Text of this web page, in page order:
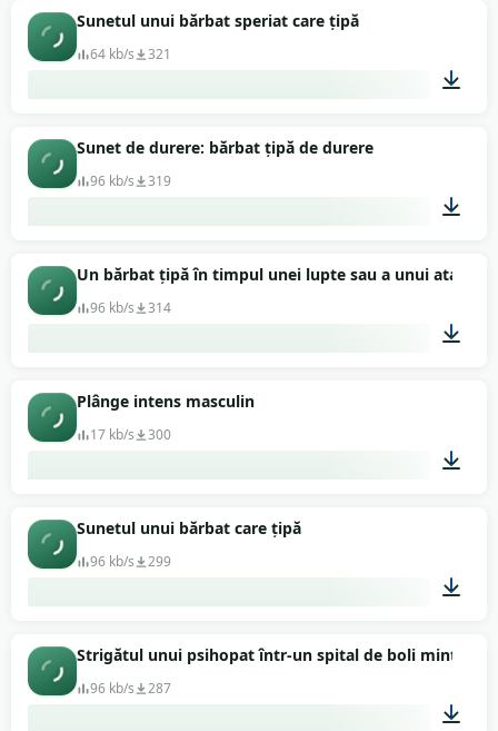
Sunetul unui bărbat speriat care țipă
64 kb/s 321
Sunet de durere: bărbat țipă de durere
96 kb/s 319
00:15
Un bărbat țipă în timpul unei lupte sau a unui atac
96 kb/s 314
Plânge intens masculin
17 kb/s 300
Sunetul unui bărbat care țipă
96 kb/s 299
00:02
Strigătul unui psihopat într-un spital de boli mintale
96 kb/s 287